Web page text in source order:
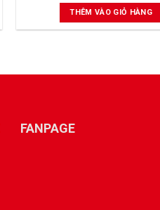
THÊM VÀO GIỎ HÀNG
FANPAGE